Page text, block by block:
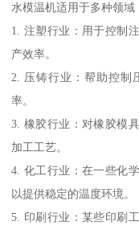
水模温机适用于多种领域
1. 注塑行业：用于控制
产效率。
2. 压铸行业：帮助控制
率。
3. 橡胶行业：对橡胶模
加工工艺。
4. 化工行业：在一些化
以提供稳定的温度环境。
5. 印刷行业：某些印刷